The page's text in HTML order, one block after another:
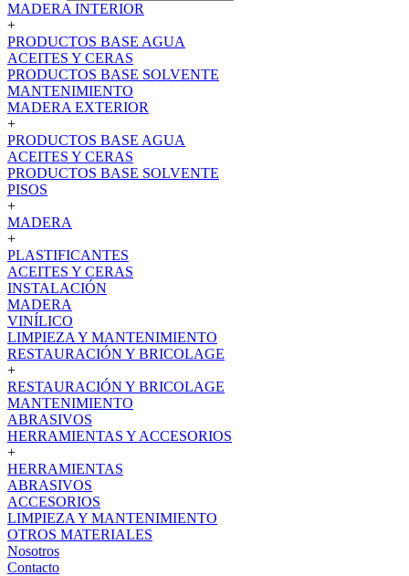
MADERA INTERIOR
+
PRODUCTOS BASE AGUA
ACEITES Y CERAS
PRODUCTOS BASE SOLVENTE
MANTENIMIENTO
MADERA EXTERIOR
+
PRODUCTOS BASE AGUA
ACEITES Y CERAS
PRODUCTOS BASE SOLVENTE
PISOS
+
MADERA
+
PLASTIFICANTES
ACEITES Y CERAS
INSTALACIÓN
MADERA
VINÍLICO
LIMPIEZA Y MANTENIMIENTO
RESTAURACIÓN Y BRICOLAGE
+
RESTAURACIÓN Y BRICOLAGE
MANTENIMIENTO
ABRASIVOS
HERRAMIENTAS Y ACCESORIOS
+
HERRAMIENTAS
ABRASIVOS
ACCESORIOS
LIMPIEZA Y MANTENIMIENTO
OTROS MATERIALES
Nosotros
Contacto